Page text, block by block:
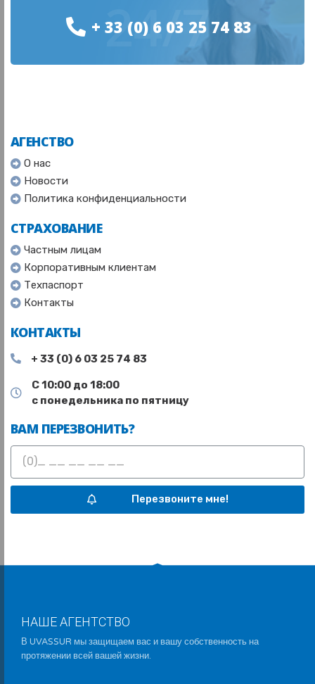
+ 33 (0) 6 03 25 74 83
24/7
АГЕНСТВО
О нас
Новости
Политика конфиденциальности
СТРАХОВАНИЕ
Частным лицам
Корпоративным клиентам
Техпаспорт
Контакты
КОНТАКТЫ
+ 33 (0) 6 03 25 74 83
С 10:00 до 18:00
с понедельника по пятницу
ВАМ ПЕРЕЗВОНИТЬ?
Перезвоните мне!
НАШЕ АГЕНТСТВО
В UVASSUR мы защищаем вас и вашу собственность на
протяжении всей вашей жизни.